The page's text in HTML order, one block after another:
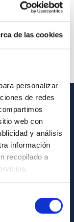
de las cookies
personalizar
de redes
web con
y análisis
información
recopilado a